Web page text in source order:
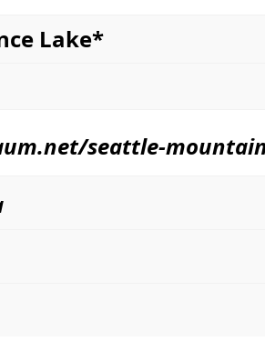
Lake*
seattle-